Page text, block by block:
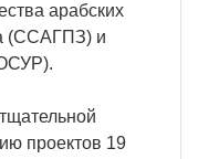
арабских
(ССАГПЗ) и
проектов 19